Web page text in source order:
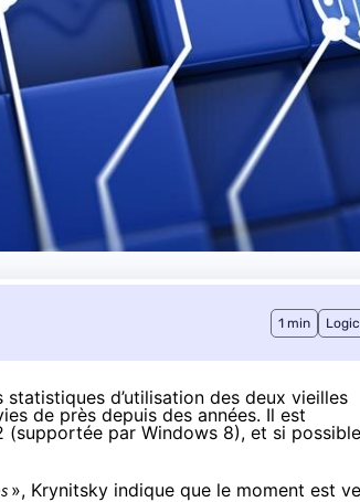
1 min
d’utilisation des deux vieilles
de près depuis des années. Il est
(supportée par Windows 8), et si
», Krynitsky indique que le moment est